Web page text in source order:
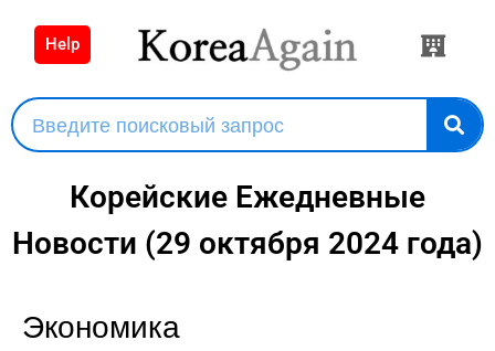
Help
Корейские Ежедневные
Новости (29 октября 2024 года)
Экономика